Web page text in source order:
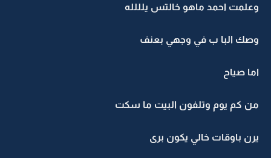
وعلمت احمد ماهو خالتس يلللله
وصك البا ب في وجهي بعنف
اما صياح
من كم يوم وتلفون البيت ما سكت
يرن باوقات خالي يكون برى